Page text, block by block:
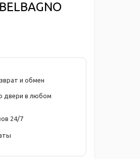
и обмен
двери в любом
24/7